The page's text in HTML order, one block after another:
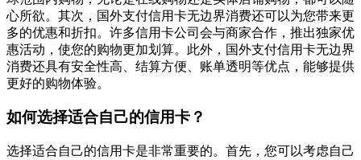
心所欲。其次，国外支付信用卡无边界消费还可以为您带来更
多的优惠和折扣。许多信用卡公司会与商家合作，推出独家优
惠活动，使您的购物更加划算。此外，国外支付信用卡无边界
消费还具有安全性高、结算方便、账单透明等优点，能够提供
更好的购物体验。
如何选择适合自己的信用卡？
选择适合自己的信用卡是非常重要的。首先，您可以考虑自己